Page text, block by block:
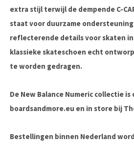
extra stijl terwijl de dempende C-
staat voor duurzame
reflecterende details voor skaten
klassieke skateschoen echt
te worden gedragen.
De New Balance Numeric collectie
boardsandmore.eu en in store bij
Bestellingen binnen Nederland